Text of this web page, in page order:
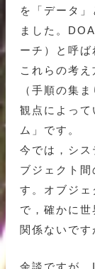
を「データ
ました。
ーチ）と呼ば
これらの考
（手順の集
観点によって
ム」です。
今では，シ
ブジェクト
す。オブジ
で，確かに世
関係ないです